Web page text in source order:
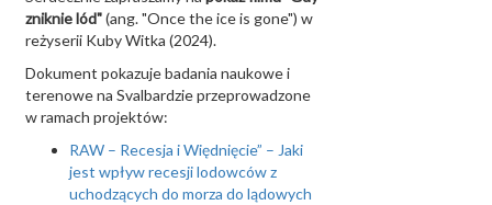
zniknie lód"(ang. "Once the ice is gone") w
reżyserii Kuby Witka (2024).
Dokument pokazuje badania naukowe i
terenowe na Svalbardzie przeprowadzone
w ramach projektów:
RAW – Recesja i Więdnięcie” – Jaki
jest wpływ recesji lodowców z
uchodzących do morza do lądowych